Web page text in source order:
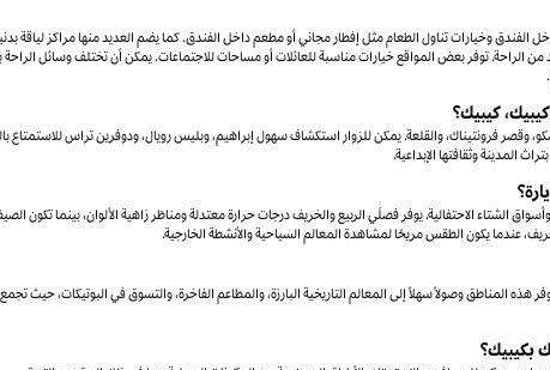
وخيارات تناول الطعام مثل إفطار مجاني أو مطعم داخل الفندق. كما يضم العديد منها مراكز لياقة
الراحة. توفر بعض المواقع خيارات مناسبة للعائلات أو مساحات للاجتماعات. يمكن أن تختلف وسائل الراحة
كيبيك؟
وقصر فرونتيناك، والقلعة. يمكن للزوار استكشاف سهول إبراهيم، وبليس رويال، ودوفرين تراس للاستمتاع
المدينة وثقافتها الإبداعية.
الشتاء الاحتفالية. يوفر فصلَي الربيع والخريف درجات حرارة معتدلة ومناظر زاهية الألوان، بينما تكون
عندما يكون الطقس مريحًا لمشاهدة المعالم السياحية والأنشطة الخارجية.
المناطق وصولاً سهلاً إلى المعالم التاريخية البارزة، والمطاعم الفاخرة، والتسوق في البوتيكات، حيث
بكيبيك؟